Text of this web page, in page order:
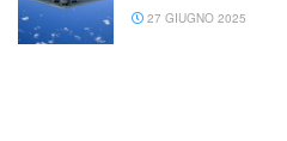
27 GIUGNO 2025